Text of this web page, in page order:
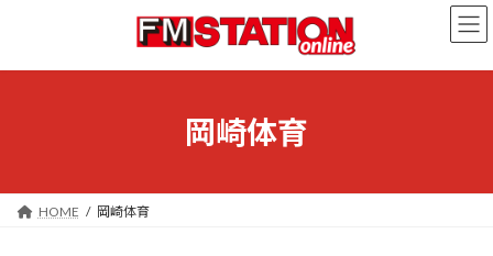
ン
ー
岡崎体育
HOME 岡崎体育